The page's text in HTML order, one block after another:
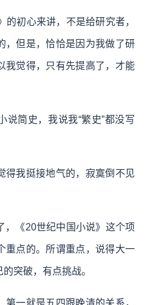
的初心来讲，不是给研究者，
，但是，恰恰是因为我做了研
我觉得，只有先提高了，才能
说简史，我说我“繁史”都没写
得我挺接地气的，寂寞倒不见
，《20世纪中国小说》这个项
重点的。所谓重点，说得大一
突破，有点挑战。
一就是五四跟晚清的关系，